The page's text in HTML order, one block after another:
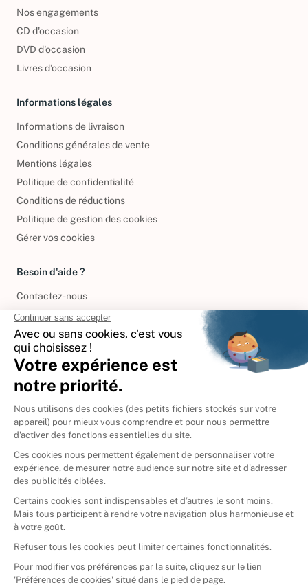
Nos engagements
CD d'occasion
DVD d'occasion
Livres d’occasion
Informations légales
Informations de livraison
Conditions générales de vente
Mentions légales
Politique de confidentialité
Conditions de réductions
Politique de gestion des cookies
Gérer vos cookies
Besoin d'aide ?
Contactez-nous
International
🇪🇸Espagne
🇮🇹Italie
Donner vos livres